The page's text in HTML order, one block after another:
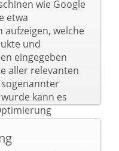
wie Google
etwa
aufzeigen, welche
und
eingegeben
aller relevanten
kann es